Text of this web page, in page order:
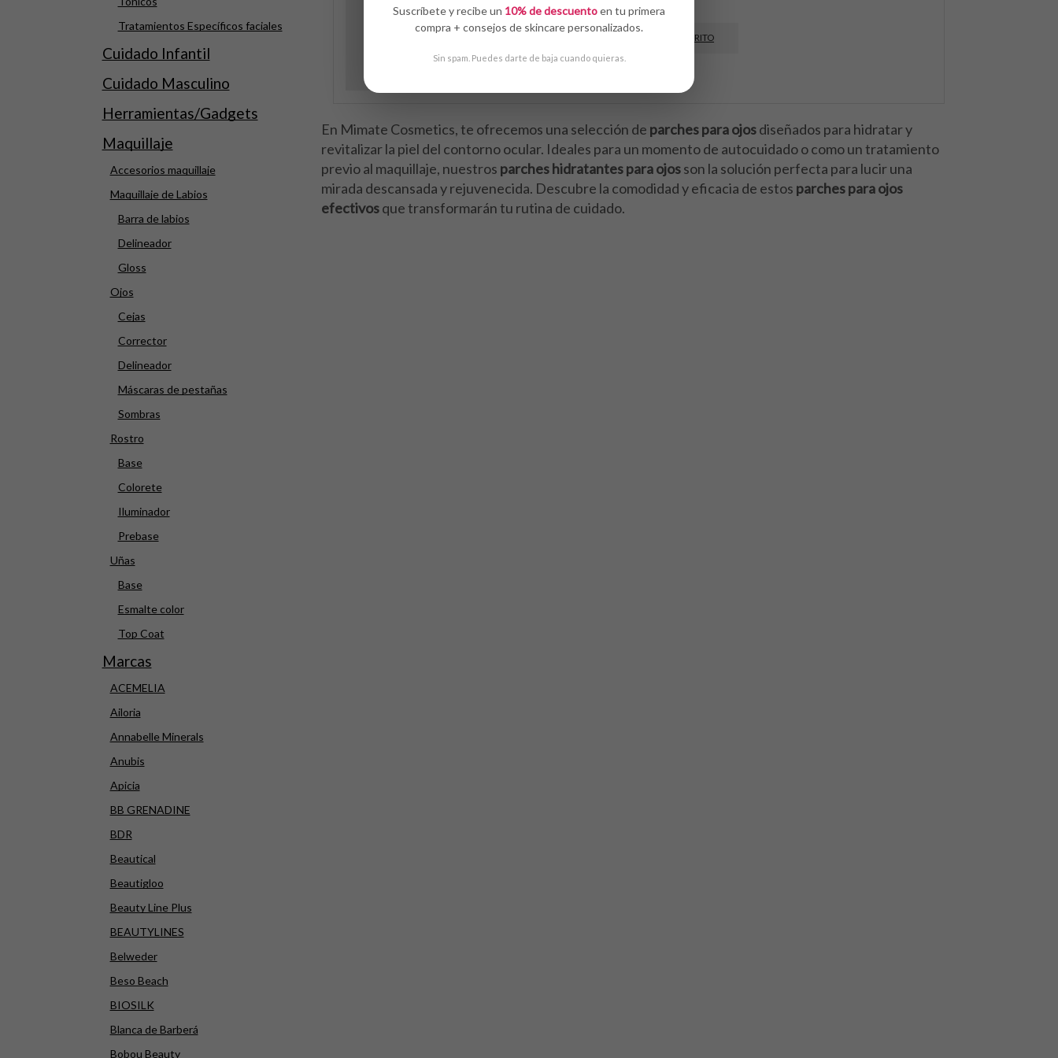
AÑADIR AL CARRITO
En Mimate Cosmetics, te ofrecemos una selección de parches para ojosdiseñados para hidratar y
revitalizar la piel del contorno ocular. Ideales para un momento de autocuidado o como un tratamiento
previo al maquillaje, nuestros parches hidratantes para ojosson la solución perfecta para lucir una
mirada descansada y rejuvenecida. Descubre la comodidad y eficacia de estos parches para ojos
efectivosque transformarán tu rutina de cuidado.
Tratamientos Específicos faciales
Cuidado Infantil
Cuidado Masculino
Herramientas/Gadgets
Maquillaje
Accesorios maquillaje
Maquillaje de Labios
Barra de labios
Delineador
Gloss
Ojos
Cejas
Corrector
Delineador
Máscaras de pestañas
Sombras
Rostro
Base
Colorete
Iluminador
Prebase
Uñas
Base
Esmalte color
Top Coat
Marcas
ACEMELIA
Ailoria
Annabelle Minerals
Anubis
Apicia
BB GRENADINE
BDR
Beautical
Beautigloo
Beauty Line Plus
BEAUTYLINES
Belweder
Beso Beach
BIOSILK
Blanca de Barberá
Bobou Beauty
Suscríbete y recibe un 10% de descuentoen tu primera
compra + consejos de skincare personalizados.
Sin spam. Puedes darte de baja cuando quieras.